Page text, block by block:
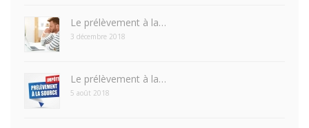
Le prélèvement à la…
3 décembre 2018
Le prélèvement à la…
5 août 2018